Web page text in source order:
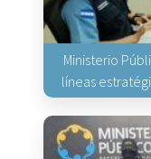
Ministerio
líneas